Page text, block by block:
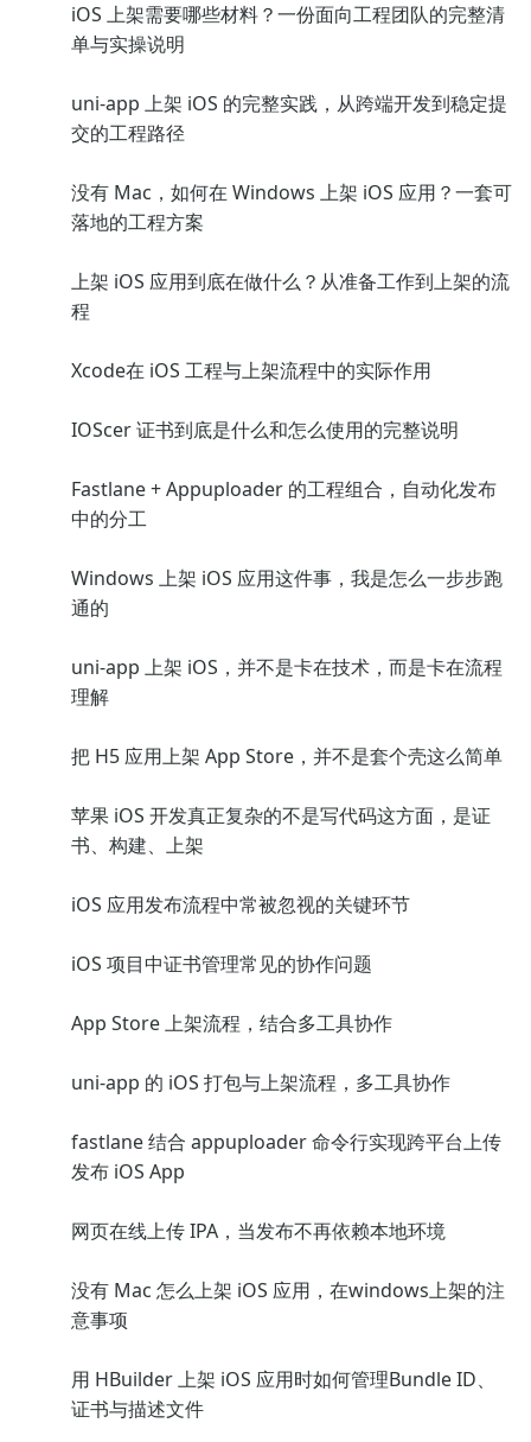
iOS 上架需要哪些材料？一份面向工程团队的完整清
单与实操说明
uni-app 上架 iOS 的完整实践，从跨端开发到稳定提
交的工程路径
没有 Mac，如何在 Windows 上架 iOS 应用？一套可
落地的工程方案
上架 iOS 应用到底在做什么？从准备工作到上架的流
程
Xcode在 iOS 工程与上架流程中的实际作用
IOScer 证书到底是什么和怎么使用的完整说明
Fastlane + Appuploader 的工程组合，自动化发布
中的分工
Windows 上架 iOS 应用这件事，我是怎么一步步跑
通的
uni-app 上架 iOS，并不是卡在技术，而是卡在流程
理解
把 H5 应用上架 App Store，并不是套个壳这么简单
苹果 iOS 开发真正复杂的不是写代码这方面，是证
书、构建、上架
iOS 应用发布流程中常被忽视的关键环节
iOS 项目中证书管理常见的协作问题
App Store 上架流程，结合多工具协作
uni-app 的 iOS 打包与上架流程，多工具协作
fastlane 结合 appuploader 命令行实现跨平台上传
发布 iOS App
网页在线上传 IPA，当发布不再依赖本地环境
没有 Mac 怎么上架 iOS 应用，在windows上架的注
意事项
用 HBuilder 上架 iOS 应用时如何管理Bundle ID、
证书与描述文件